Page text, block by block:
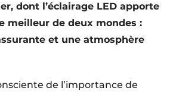
dont l’éclairage LED apporte
meilleur de deux mondes :
et une atmosphère
de l’importance de